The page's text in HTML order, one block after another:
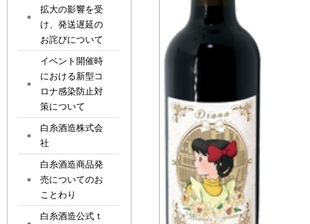
拡大の影響を受
け、発送遅延の
お詫びについて
イベント開催時
における新型コ
ロナ感染防止対
策について
白糸酒造株式会
社
白糸酒造商品発
売についてのお
ことわり
白糸酒造公式ｔ